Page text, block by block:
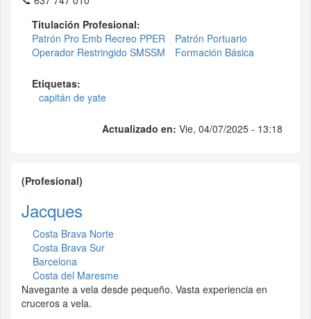
Titulación Profesional:
Patrón Pro Emb Recreo PPER
Patrón Portuario
Operador Restringido SMSSM
Formación Básica
Etiquetas:
capitán de yate
Actualizado en: Vie, 04/07/2025 - 13:18
(Profesional)
Jacques
Costa Brava Norte
Costa Brava Sur
Barcelona
Costa del Maresme
Navegante a vela desde pequeño. Vasta experiencia en
cruceros a vela.